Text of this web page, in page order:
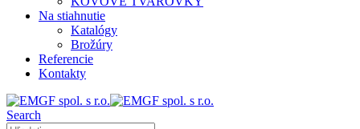
Na stiahnutie
Katalógy
Brožúry
Referencie
Kontakty
Search